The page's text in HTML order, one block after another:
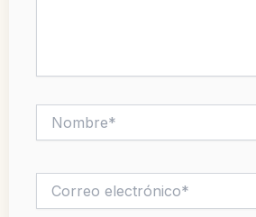
electrónico*